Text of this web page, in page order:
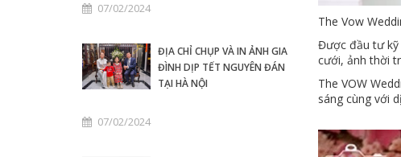
07/02/2024
ĐỊA CHỈ CHỤP VÀ IN ẢNH GIA
ĐÌNH DỊP TẾT NGUYÊN ĐÁN
TẠI HÀ NỘI
07/02/2024
The Vow
Được đầu tư kỹ
cưới, ảnh thời
The VOW
sáng cùng với